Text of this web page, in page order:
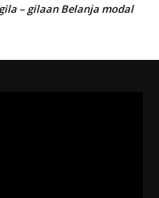
– gilaan Belanja modal